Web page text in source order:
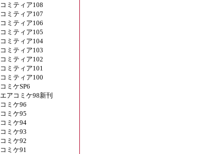
コミティア108
コミティア107
コミティア106
コミティア105
コミティア104
コミティア103
コミティア102
コミティア101
コミティア100
コミケSP6
エアコミケ98新刊
コミケ96
コミケ95
コミケ94
コミケ93
コミケ92
コミケ91